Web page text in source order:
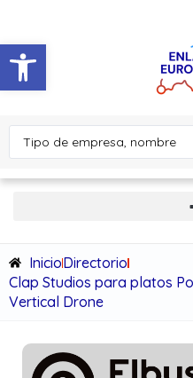
Abrir barra de herramientas
InicioDirectorio
Clap Studios para platos
Vertical Drone